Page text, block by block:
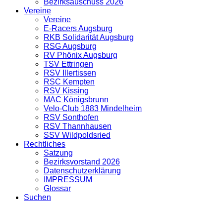
Vereine
Vereine
E-Racers Augsburg
RKB Solidarität Augsburg
RSG Augsburg
RV Phönix Augsburg
TSV Ettringen
RSV Illertissen
RSC Kempten
RSV Kissing
MAC Königsbrunn
Velo-Club 1883 Mindelheim
RSV Sonthofen
RSV Thannhausen
SSV Wildpoldsried
Rechtliches
Satzung
Bezirksvorstand 2026
Datenschutzerklärung
IMPRESSUM
Glossar
Suchen